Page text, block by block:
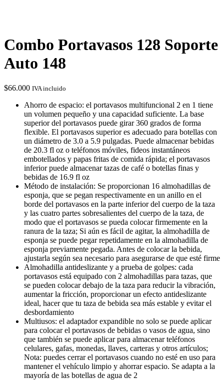
Combo Portavasos 128 Soporte
Auto 148
$66.000 IVA incluido
Ahorro de espacio: el portavasos multifuncional 2 en 1 tiene
un volumen pequeño y una capacidad suficiente. La base
superior del portavasos puede girar 360 grados de forma
flexible. El portavasos superior es adecuado para botellas con
un diámetro de 3.0 a 5.9 pulgadas. Puede almacenar bebidas
de 20.3 fl oz o teléfonos móviles, fideos instantáneos
embotellados y papas fritas de comida rápida; el portavasos
inferior puede almacenar tazas de café o botellas finas y
bebidas de 16.9 fl oz
Método de instalación: Se proporcionan 16 almohadillas de
esponja, que se pegan respectivamente en un anillo en el
borde del portavasos en la parte inferior del cuerpo de la taza
y las cuatro partes sobresalientes del cuerpo de la taza, de
modo que el portavasos se pueda colocar firmemente en la
ranura de la taza; Si aún es fácil de agitar, la almohadilla de
esponja se puede pegar repetidamente en la almohadilla de
esponja previamente pegada. Antes de colocar la bebida,
ajustarla según sea necesario para asegurarse de que esté firme
Almohadilla antideslizante y a prueba de golpes: cada
portavasos está equipado con 2 almohadillas para tazas, que
se pueden colocar debajo de la taza para reducir la vibración,
aumentar la fricción, proporcionar un efecto antideslizante
ideal, hacer que tu taza de bebida sea más estable y evitar el
desbordamiento
Multiusos: el adaptador expandible no solo se puede aplicar
para colocar el portavasos de bebidas o vasos de agua, sino
que también se puede aplicar para almacenar teléfonos
celulares, gafas, monedas, llaves, carteras y otros artículos;
Nota: puedes cerrar el portavasos cuando no esté en uso para
mantener el vehículo limpio y ahorrar espacio. Se adapta a la
mayoría de las botellas de agua de 2